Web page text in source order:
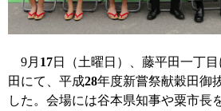
9月 17日（土曜日）、藤平田一丁
田にて、平成28年度新嘗祭献穀田御
した。会場には谷本県知事や粟市長